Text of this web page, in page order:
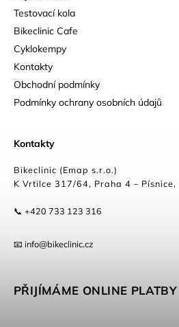
Testovací kola
Bikeclinic Cafe
Cyklokempy
Kontakty
Obchodní podmínky
Podmínky ochrany osobních údajů
Kontakty
Bikeclinic (Emap s.r.o.)
K Vrtilce 317/64, Praha 4 –
📞 +420 733 123 316
📧 info@bikeclinic.cz
PŘIJÍMÁME ONLINE PLATBY